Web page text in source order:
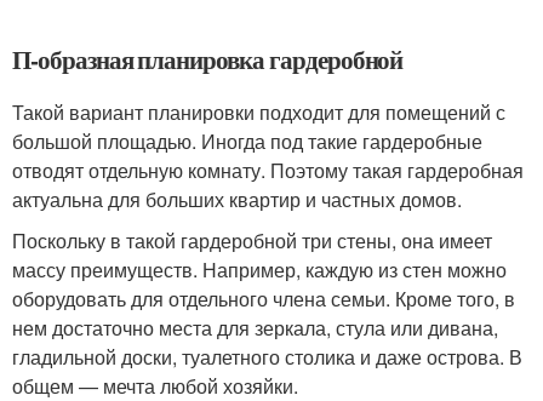
П-образная планировка гардеробной
Такой вариант планировки подходит для помещений с
большой площадью. Иногда под такие гардеробные
отводят отдельную комнату. Поэтому такая гардеробная
актуальна для больших квартир и частных домов.
Поскольку в такой гардеробной три стены, она имеет
массу преимуществ. Например, каждую из стен можно
оборудовать для отдельного члена семьи. Кроме того, в
нем достаточно места для зеркала, стула или дивана,
гладильной доски, туалетного столика и даже острова. В
общем — мечта любой хозяйки.